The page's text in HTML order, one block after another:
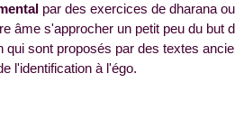
par des exercices de dharana
âme s'approcher un petit peu du
qui sont proposés par des textes
l'identification à l'égo.